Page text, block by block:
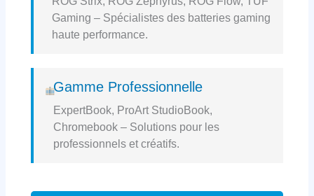
Gaming – Spécialistes des batteries gaming
haute performance.
Gamme Professionnelle
ExpertBook, ProArt StudioBook,
Chromebook – Solutions pour les
professionnels et créatifs.